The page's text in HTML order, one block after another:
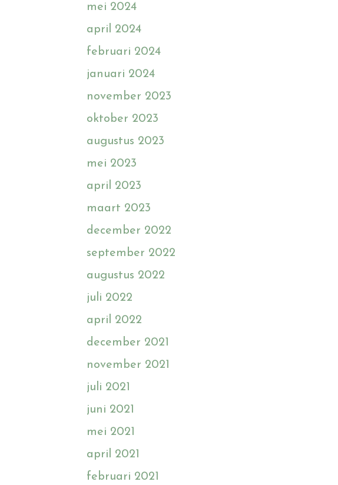
mei 2024
april 2024
februari 2024
januari 2024
november 2023
oktober 2023
augustus 2023
mei 2023
april 2023
maart 2023
december 2022
september 2022
augustus 2022
juli 2022
april 2022
december 2021
november 2021
juli 2021
juni 2021
mei 2021
april 2021
februari 2021